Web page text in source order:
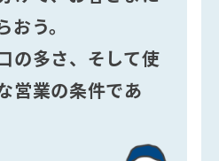
う。
の多さ、そして使
営業の条件であ